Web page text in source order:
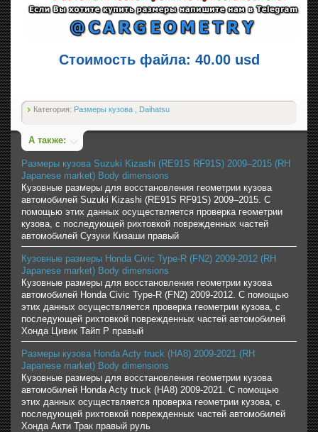
Стоимость файла: 40.00 usd
Категория: Размеры кузова Daihatsu
А также:
Размеры кузова Suzuki Kizashi (RE91S RF91S) 2009–2015 (RH
Japanese market) Body dimensions
Кузовные размеры для восстановления геометрии кузова
автомобилей Suzuki Kizashi (RE91S RF91S) 2009–2015. С
помощью этих данных осуществляется проверка геометрии
кузова, с последующей рихтовкой поврежденных частей
автомобилей Сузуки Кизаши правый
Кузовные размеры Honda Civic Type-R (FN2) 2009-2012 (RH
Japanese market) Body dimensions
Кузовные размеры для восстановления геометрии кузова
автомобилей Honda Civic Type-R (FN2) 2009-2012. С помощью
этих данных осуществляется проверка геометрии кузова, с
последующей рихтовкой поврежденных частей автомобилей
Хонда Цивик Тайп Р правый
Размеры кузова Honda Acty truck (HA8) 2009-2021 (RH
Japanese market) Body dimensions
Кузовные размеры для восстановления геометрии кузова
автомобилей Honda Acty truck (HA8) 2009-2021. С помощью
этих данных осуществляется проверка геометрии кузова, с
последующей рихтовкой поврежденных частей автомобилей
Хонда Акти Трак правый руль